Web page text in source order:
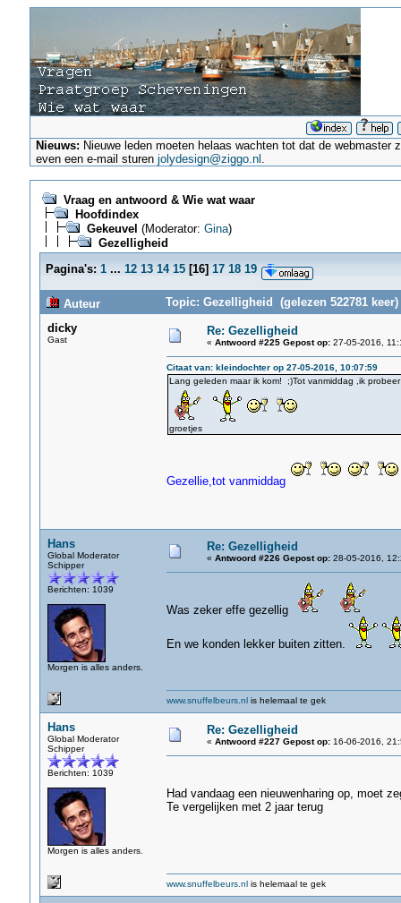
Nieuws: Nieuwe leden moeten helaas wachten tot dat de
even een e-mail sturenjolydesign@ziggo.nl .
Vraag en antwoord & Wie wat waar
Hoofdindex
Gekeuvel (Moderator: Gina)
Gezelligheid
Pagina's: 1 ... 12 13 14 15[16] 17 18 19
Auteur
Topic: Gezelligheid (gelezen 522781 keer)
dicky
Gast
Re: Gezelligheid
« Antwoord #225 Gepost op:27-05-2016,
Citaat van: kleindochter op 27-05-2016, 10:07:59
Lang geleden maar ik kom! ;)Tot vanmiddag ,ik
groetjes
Gezellie,tot vanmiddag
Hans
Global Moderator
Schipper
Berichten: 1039
Morgen is alles anders.
Re: Gezelligheid
« Antwoord #226 Gepost op:28-05-2016,
Was zeker effe gezellig
En we konden lekker buiten zitten.
www.snuffelbeurs.nlis helemaal te gek
Hans
Global Moderator
Schipper
Berichten: 1039
Morgen is alles anders.
Re: Gezelligheid
« Antwoord #227 Gepost op:16-06-2016,
Had vandaag een nieuwenharing op, moet
Te vergelijken met 2 jaar terug
www.snuffelbeurs.nlis helemaal te gek